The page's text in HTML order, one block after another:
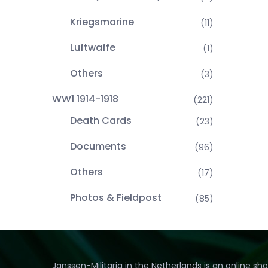
Kriegsmarine (11)
Luftwaffe (1)
Others (3)
WW1 1914-1918 (221)
Death Cards (23)
Documents (96)
Others (17)
Photos & Fieldpost (85)
Janssen-Militaria in the Netherlands is an online